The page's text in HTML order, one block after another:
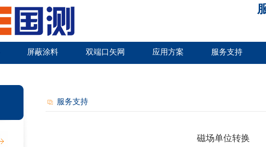
屏蔽涂料 双端口矢网 应用方案 服务支持
服务支持
磁场单位转换